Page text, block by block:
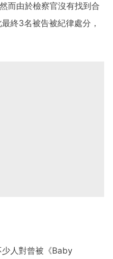
而由於檢察官沒有找到合
終3名被告被紀律處分，
人對曾被《Baby